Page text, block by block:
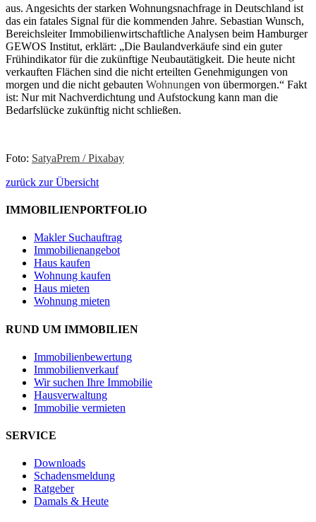
aus. Angesichts der starken Wohnungsnachfrage in Deutschland ist
das ein fatales Signal für die kommenden Jahre. Sebastian Wunsch,
Bereichsleiter Immobilienwirtschaftliche Analysen beim Hamburger
GEWOS Institut, erklärt: „Die Baulandverkäufe sind ein guter
Frühindikator für die zukünftige Neubautätigkeit. Die heute nicht
verkauften Flächen sind die nicht erteilten Genehmigungen von
morgen und die nicht gebauten Wohnungen von übermorgen.“ Fakt
ist: Nur mit Nachverdichtung und Aufstockung kann man die
Bedarfslücke zukünftig nicht schließen.
Foto: SatyaPrem / Pixabay
zurück zur Übersicht
IMMOBILIENPORTFOLIO
Makler Suchauftrag
Immobilienangebot
Haus kaufen
Wohnung kaufen
Haus mieten
Wohnung mieten
RUND UM IMMOBILIEN
Immobilienbewertung
Immobilienverkauf
Wir suchen Ihre Immobilie
Hausverwaltung
Immobilie vermieten
SERVICE
Downloads
Schadensmeldung
Ratgeber
Damals & Heute